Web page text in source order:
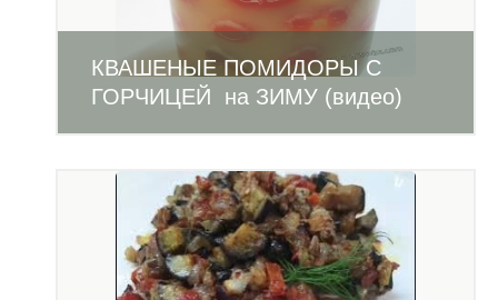
КВАШЕНЫЕ ПОМИДОРЫ С
ГОРЧИЦЕЙ на ЗИМУ (видео)